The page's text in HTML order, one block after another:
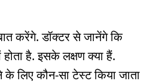
करेंगे. डॉक्टर से जानेंगे कि
है. इसके लक्षण क्या हैं.
लिए कौन-सा टेस्ट किया जाता